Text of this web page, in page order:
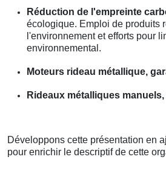
Réduction de l'empreinte
écologique. Emploi de produits
l'environnement et efforts pour
environnemental.
Moteurs rideau métallique,
Rideaux métalliques
Développons cette présentation en
pour enrichir le descriptif de cette